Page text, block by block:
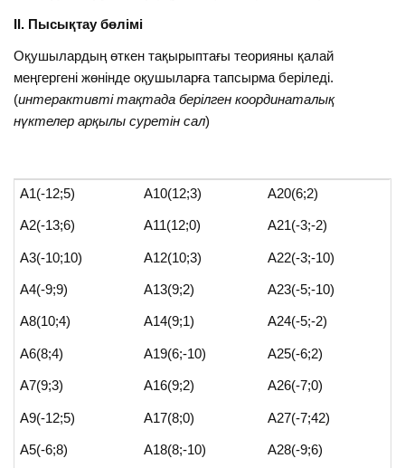
ІІ. Пысықтау бөлімі
Оқушылардың өткен тақырыптағы теорияны қалай
меңгергені жөнінде оқушыларға тапсырма беріледі.
(интерактивті тақтада берілген координаталық
нүктелер арқылы суретін сал)
А1(-12;5)
А2(-13;6)
А3(-10;10)
А4(-9;9)
А8(10;4)
А6(8;4)
А7(9;3)
А9(-12;5)
А5(-6;8)
А10(12;3)
А11(12;0)
А12(10;3)
А13(9;2)
А14(9;1)
А19(6;-10)
А16(9;2)
А17(8;0)
А18(8;-10)
А20(6;2)
А21(-3;-2)
А22(-3;-10)
А23(-5;-10)
А24(-5;-2)
А25(-6;2)
А26(-7;0)
А27(-7;42)
А28(-9;6)